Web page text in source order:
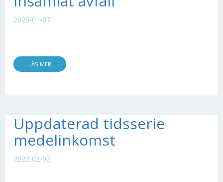
2025-01-07
LÄS MER
Uppdaterad tidsserie
medelinkomst
2022-02-02